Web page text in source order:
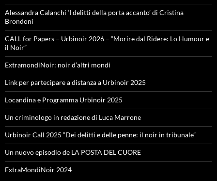
Alessandra Calanchi ‘I delitti della porta accanto’ di Cristina
Brondoni
CALL for Papers – Urbinoir 2026 – “Morire dal Ridere: Lo Humour e
il Noir”
ExtramondiNoir: noir d’altri mondi
Link per partecipare a distanza a Urbinoir 2025
Locandina e Programma Urbinoir 2025
Un criminologo in redazione di Luca Marrone
Urbinoir Call 2025 “Dei delitti e delle penne: il noir in tribunale”
Un nuovo episodio de LA POSTA DEL CUORE
ExtraMondiNoir 2024